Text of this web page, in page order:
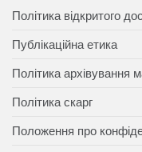
Політика відкритого
Публікаційна етика
Політика архівування
Політика скарг
Положення про